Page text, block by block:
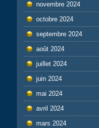
novembre 2024
octobre 2024
septembre 2024
août 2024
juillet 2024
juin 2024
mai 2024
avril 2024
mars 2024